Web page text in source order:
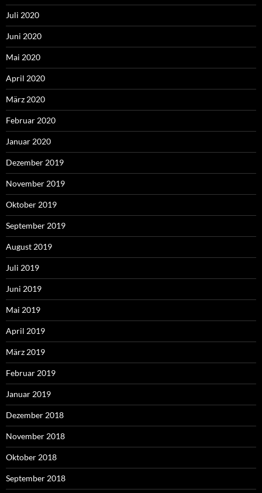
Juli 2020
Juni 2020
Mai 2020
April 2020
März 2020
Februar 2020
Januar 2020
Dezember 2019
November 2019
Oktober 2019
September 2019
August 2019
Juli 2019
Juni 2019
Mai 2019
April 2019
März 2019
Februar 2019
Januar 2019
Dezember 2018
November 2018
Oktober 2018
September 2018